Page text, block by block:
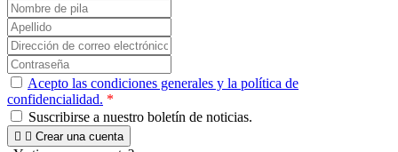
Acepto las condiciones generales y la política de
confidencialidad. *
Suscribirse a nuestro boletín de noticias.
  Crear una cuenta